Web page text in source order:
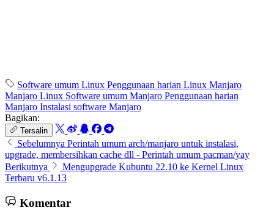
Software umum Linux Penggunaan harian Linux Manjaro
Manjaro Linux Software umum Manjaro Penggunaan harian
Manjaro Instalasi software Manjaro
Bagikan:
Tersalin
Sebelumnya Perintah umum arch/manjaro untuk instalasi,
upgrade, membersihkan cache dll - Perintah umum pacman/yay
Berikutnya
Mengupgrade Kubuntu 22.10 ke Kernel Linux
Terbaru v6.1.13
Komentar